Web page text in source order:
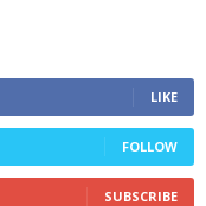
LIKE
FOLLOW
SUBSCRIBE